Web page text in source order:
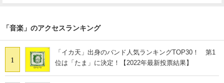
「音楽」のアクセスランキング
1
「イカ天」出身のバンド人気ランキングTOP30！ 第1
位は「たま」に決定！【2022年最新投票結果】